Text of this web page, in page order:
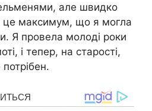
але швидко
це максимум, що я могла
Я провела молоді роки
і тепер, на старості,